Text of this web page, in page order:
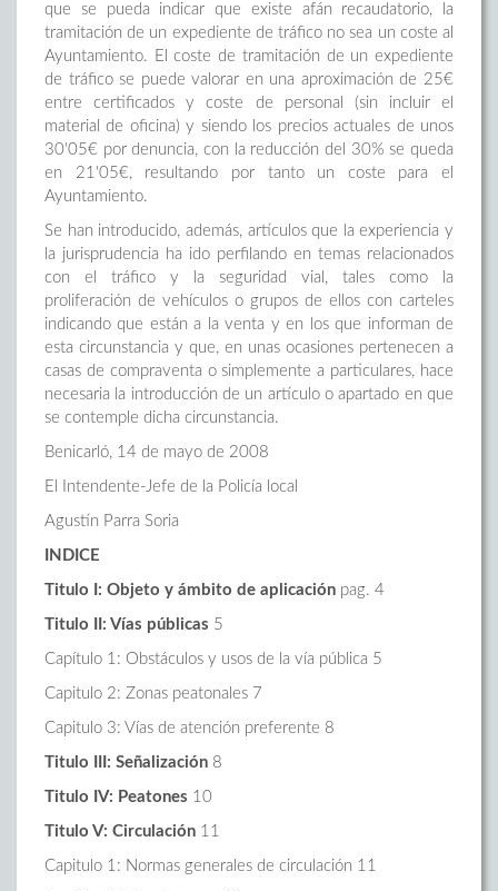
que se pueda indicar que existe afán recaudatorio, la
tramitación de un expediente de tráfico no sea un coste al
Ayuntamiento. El coste de tramitación de un expediente
de tráfico se puede valorar en una aproximación de 25€
entre certificados y coste de personal (sin incluir el
material de oficina) y siendo los precios actuales de unos
30'05€ por denuncia, con la reducción del 30% se queda
en 21'05€, resultando por tanto un coste para el
Ayuntamiento.
Se han introducido, además, artículos que la experiencia y
la jurisprudencia ha ido perfilando en temas relacionados
con el tráfico y la seguridad vial, tales como la
proliferación de vehículos o grupos de ellos con carteles
indicando que están a la venta y en los que informan de
esta circunstancia y que, en unas ocasiones pertenecen a
casas de compraventa o simplemente a particulares, hace
necesaria la introducción de un artículo o apartado en que
se contemple dicha circunstancia.
Benicarló, 14 de mayo de 2008
El Intendente-Jefe de la Policía local
Agustín Parra Soria
INDICE
Titulo I: Objeto y ámbito de aplicación pag. 4
Titulo II: Vías públicas 5
Capítulo 1: Obstáculos y usos de la vía pública 5
Capitulo 2: Zonas peatonales 7
Capitulo 3: Vías de atención preferente 8
Titulo III: Señalización 8
Titulo IV: Peatones 10
Titulo V: Circulación 11
Capitulo 1: Normas generales de circulación 11